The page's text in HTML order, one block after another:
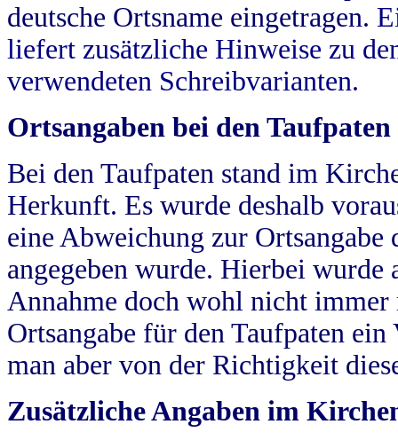
deutsche Ortsname eingetragen.
liefert zusätzliche Hinweise zu
verwendeten Schreibvarianten.
Ortsangaben bei den Taufpaten
Bei den Taufpaten stand im
Herkunft. Es wurde deshalb
eine Abweichung zur
angegeben wurde. Hierbei wurde
Annahme doch wohl nicht
Ortsangabe für den Taufpaten
man aber von der Richtigkeit
Zusätzliche Angaben im